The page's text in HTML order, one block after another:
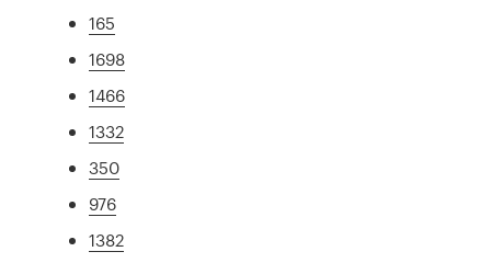
165
1698
1466
1332
350
976
1382